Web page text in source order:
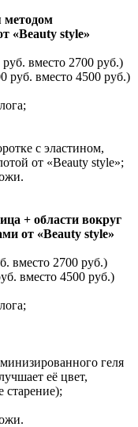
методом
«Beauty style»
вместо 2700 руб.)
руб. вместо 4500 руб.)
с эластином,
от «Beauty style»;
+ области вокруг
от «Beauty style»
вместо 2700 руб.)
вместо 4500 руб.)
геля
её цвет,
старение);